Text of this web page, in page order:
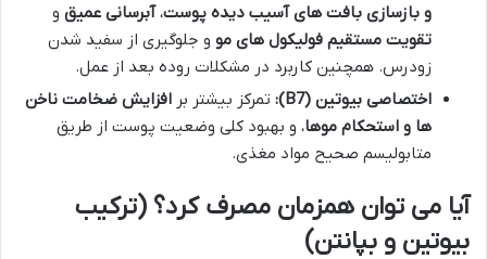
و بازسازی بافت های آسیب دیده پوست،آبرسانی عمیق و
تقویت مستقیم فولیکول های مو و جلوگیری از سفید شدن
زودرس. همچنین کاربرد در مشکلات روده بعد از عمل.
اختصاصی بیوتین (B7):
تمرکز بیشتر بر افزایش ضخامت ناخن
ها و استحکام موها، و بهبود کلی وضعیت پوست از طریق
متابولیسم صحیح مواد مغذی.
آیا می توان همزمان مصرف کرد؟ (ترکیب
بیوتین و بپانتن)